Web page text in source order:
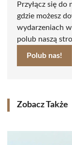
Przyłącz się do
gdzie możesz
wydarzeniach
polub naszą
Polub nas!
Zobacz Także